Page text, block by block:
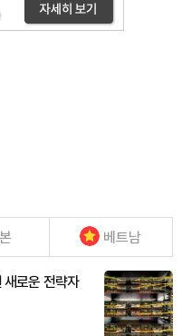
베트남
로운 전략자